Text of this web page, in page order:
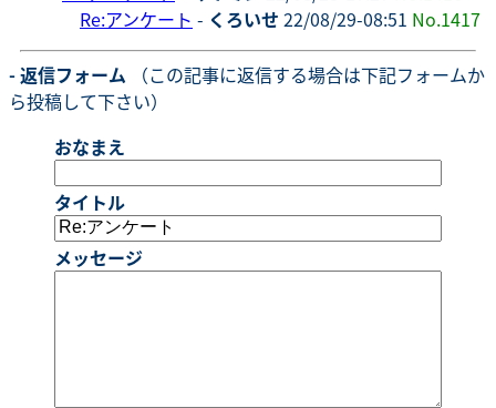
Re:アンケート - くろいせ 22/08/29-08:51 No.1417
- 返信フォーム （この記事に返信する場合は下記フォームか
ら投稿して下さい）
おなまえ
タイトル
メッセージ